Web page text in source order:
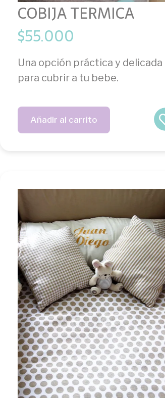
COBIJA TERMICA
$55.000
Una opción práctica y delicada
para cubrir a tu bebe.
Añadir al carrito